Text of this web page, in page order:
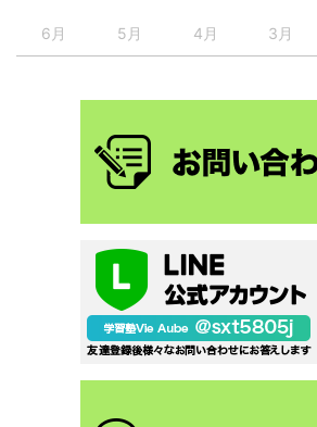
6月 5月 4月 3月